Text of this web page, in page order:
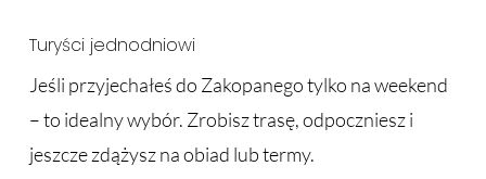
Turyści jednodniowi
Jeśli przyjechałeś do Zakopanego tylko na weekend
– to idealny wybór. Zrobisz trasę, odpoczniesz i
jeszcze zdążysz na obiad lub termy.